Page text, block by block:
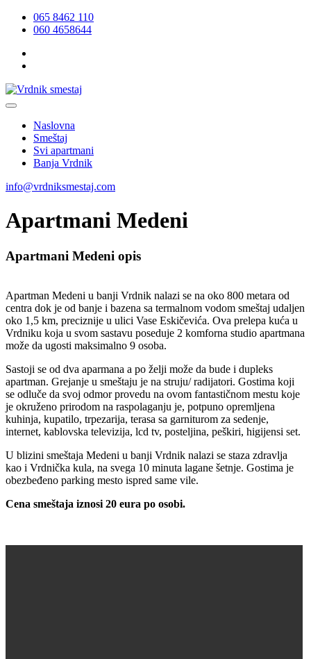
065 8462 110
060 4658644
Naslovna
Smeštaj
Svi apartmani
Banja Vrdnik
info@vrdniksmestaj.com
Apartmani Medeni
Apartmani Medeni opis
Apartman Medeni u banji Vrdnik nalazi se na oko 800 metara od
centra dok je od banje i bazena sa termalnom vodom smeštaj udaljen
oko 1,5 km, preciznije u ulici Vase Eskičevića. Ova prelepa kuća u
Vrdniku koja u svom sastavu poseduje 2 komforna studio apartmana
može da ugosti maksimalno 9 osoba.
Sastoji se od dva aparmana a po želji može da bude i dupleks
apartman. Grejanje u smeštaju je na struju/ radijatori. Gostima koji
se odluče da svoj odmor provedu na ovom fantastičnom mestu koje
je okruženo prirodom na raspolaganju je, potpuno opremljena
kuhinja, kupatilo, trpezarija, terasa sa garniturom za sedenje,
internet, kablovska televizija, lcd tv, posteljina, peškiri, higijensi set.
U blizini smeštaja Medeni u banji Vrdnik nalazi se staza zdravlja
kao i Vrdnička kula, na svega 10 minuta lagane šetnje. Gostima je
obezbeđeno parking mesto ispred same vile.
Cena smeštaja iznosi 20 eura po osobi.